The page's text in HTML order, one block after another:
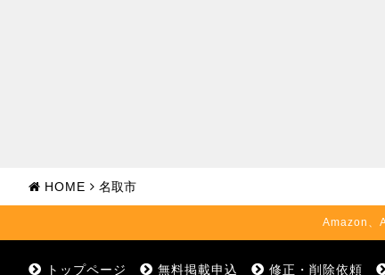
HOME 名取市
Amazon、
トップページ 無料掲載申込 修正・削除依頼